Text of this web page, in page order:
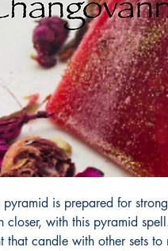
pyramid is prepared for
closer, with this pyramid
that candle with other sets to